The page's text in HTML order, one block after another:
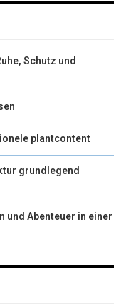
N
Schutz und
plantcontent
grundlegend
und Abenteuer in einer